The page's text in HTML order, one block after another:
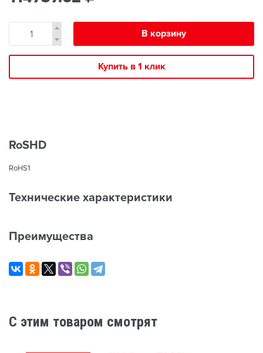
В корзину
Купить в 1 клик
RoSHD
RoHS1
Технические характеристики
Преимущества
C этим товаром смотрят